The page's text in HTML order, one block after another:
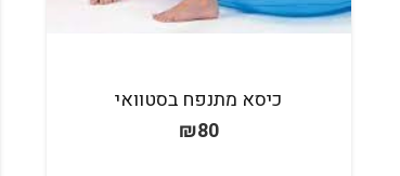
כיסא מתנפח בסטוואי
₪80